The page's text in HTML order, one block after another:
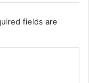
fields are